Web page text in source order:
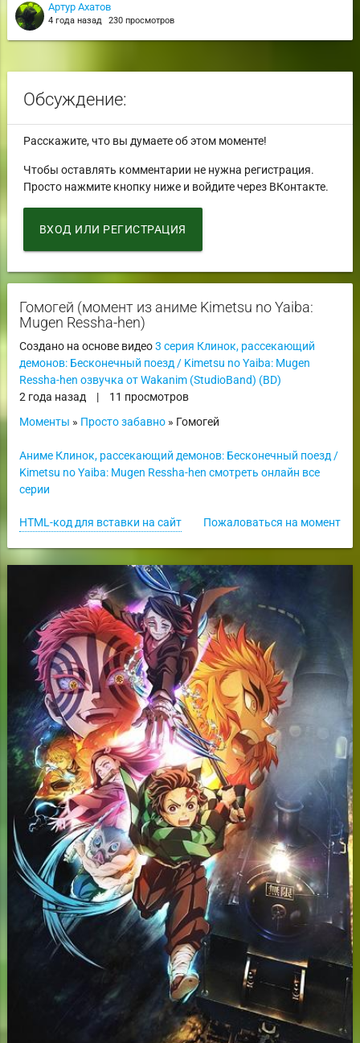
Артур Ахатов
4 года назад 230 просмотров
Обсуждение:
Расскажите, что вы думаете об этом моменте!
Чтобы оставлять комментарии не нужна регистрация.
Просто нажмите кнопку ниже и войдите через ВКонтакте.
ВХОД ИЛИ РЕГИСТРАЦИЯ
Гомогей (момент из аниме Kimetsu no Yaiba:
Mugen Ressha-hen)
Создано на основе видео3 серия Клинок, рассекающий
демонов: Бесконечный поезд / Kimetsu no Yaiba: Mugen
Ressha-hen озвучка от Wakanim (StudioBand) (BD)
2 года назад
|
11 просмотров
Моменты » Просто забавно» Гомогей
Аниме Клинок, рассекающий демонов: Бесконечный поезд /
Kimetsu no Yaiba: Mugen Ressha-hen смотреть онлайн все
серии
Пожаловаться на момент
HTML-код для вставки на сайт